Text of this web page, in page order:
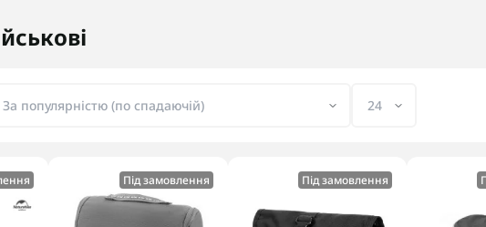
Під замовлення Під замовлення